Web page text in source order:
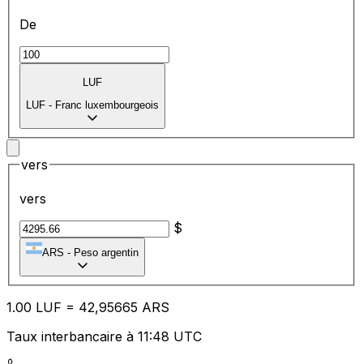
De
LUF
LUF - Franc luxembourgeois
vers
vers
$
ARS - Peso argentin
1.00 LUF = 42,95665 ARS
Taux interbancaire à 11:48 UTC